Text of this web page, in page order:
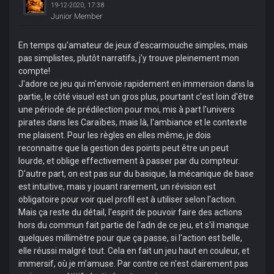
19-12-2020, 17:38
Junior Member
En temps qu'amateur de jeux d'escarmouche simples, mais
pas simplistes, plutôt narratifs, j'y trouve pleinement mon
compte!
J'adore ce jeu qui m'envoie rapidement en immersion dans la
partie, le côté visuel est un gros plus, pourtant c'est loin d'être
une période de prédilection pour moi, mis à part l'univers
pirates dans les Caraïbes, mais là, l'ambiance et le contexte
me plaisent. Pour les règles en elles même, je dois
reconnaitre que la gestion des points peut être un peut
lourde, et oblige effectivement à passer par du compteur.
D'autre part, on est pas sur du basique, la mécanique de base
est intuitive, mais y jouant rarement, un révision est
obligatoire pour voir quel profil est à utiliser selon l'action.
Mais ça reste du détail, l'esprit de pouvoir faire des actions
hors du commun fait partie de l'adn de ce jeu, et s'il manque
quelques millimètre pour que ça passe, si l'action est belle,
elle réussi malgré tout. Cela en fait un jeu haut en couleur, et
immersif, où je m'amuse. Par contre ce n'est clairement pas